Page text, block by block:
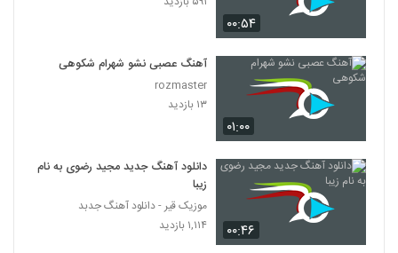
آهنگ سپهر پیرهادی بنام دلخوشیم
دانلود آهنگ حسین صابری دوست دارم
۲,۵۳۵ بازدید
آهنگ علی عرب تبار بنام زندگی
دانلود آهنگ مهدی اسدی میمیرم برات
۰۰:۵۴
۰۱:۰۰
آهنگ عصبی نشو شهرام شکوهی
rozmaster
۱۳ بازدید
۰۰:۴۶
دانلود آهنگ جدید مجید رضوی به نام
زیبا
موزیک قیر - دانلود آهنگ جدبد
۱,۱۱۴ بازدید